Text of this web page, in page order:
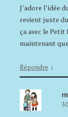
J’adore l’idée
revient juste
ça avec le
maintenant
Répondre ↓